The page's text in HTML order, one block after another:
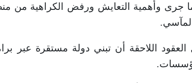
ما جرى وأهمية التعايش ورفض الكراهية من
اللاحقة أن تبني دولة مستقرة عبر